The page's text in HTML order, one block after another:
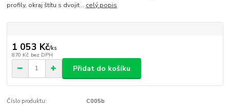
profily, okraj štítu s dvojit... celý popis
1 053 Kč/ks
870 Kč bez DPH
Přidat do košíku
Číslo produktu: C005b